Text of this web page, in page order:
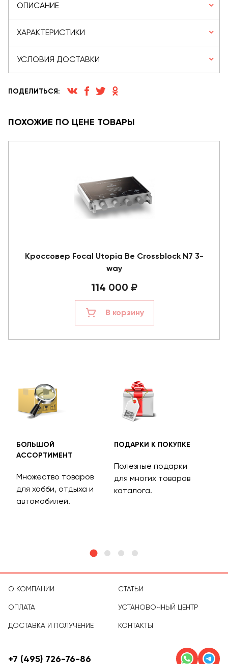
ОПИСАНИЕ
ХАРАКТЕРИСТИКИ
УСЛОВИЯ ДОСТАВКИ
ПОДЕЛИТЬСЯ:
ПОХОЖИЕ ПО ЦЕНЕ ТОВАРЫ
Кроссовер Focal Utopia Be Crossblock N7 3-
way
114 000 ₽
В корзину
БОЛЬШОЙ
АССОРТИМЕНТ
Множество товаров
для хобби, отдыха и
автомобилей.
ПОДАРКИ К ПОКУПКЕ
Полезные подарки
для многих товаров
каталога.
О КОМПАНИИ
ОПЛАТА
ДОСТАВКА И ПОЛУЧЕНИЕ
СТАТЬИ
УСТАНОВОЧНЫЙ ЦЕНТР
КОНТАКТЫ
+7 (495) 726-76-86